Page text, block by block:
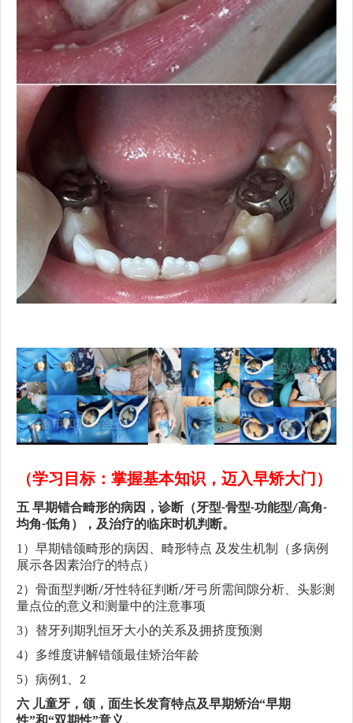
（学习目标：掌握基本知识，迈入早矫大门）
五 早期错合畸形的病因，诊断（牙型-骨型-功能型/高角-
均角-低角），及治疗的临床时机判断。
1） 早期错颌畸形的病因、畸形特点 及发生机制 （多病例
展示各因素治疗的特点）
2） 骨面型判断/牙性特征判断/牙弓所需间隙分析、 头影测
量点位的意义和测量中的注意事项
3） 替牙列期乳恒牙大小的关系及拥挤度预测
4） 多维度讲解错颌最佳矫治年龄
5） 病例 1、 2
六 儿童牙，颌，面生长发育特点及早期矫治“早期